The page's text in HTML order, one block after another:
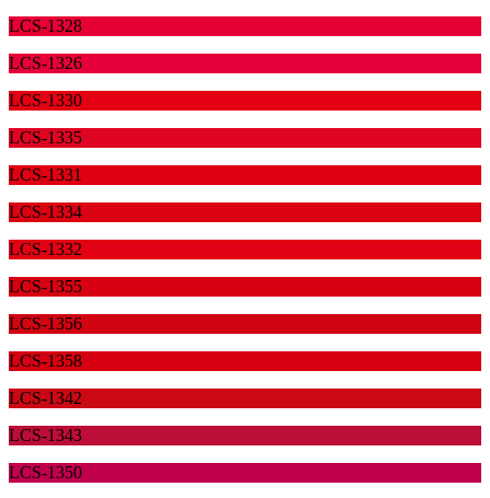
LCS-1328
LCS-1326
LCS-1330
LCS-1335
LCS-1331
LCS-1334
LCS-1332
LCS-1355
LCS-1356
LCS-1358
LCS-1342
LCS-1343
LCS-1350